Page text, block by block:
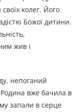
колег. Його
Божої дитини.
жив і
непоганий
вже бачила в
запали в серце